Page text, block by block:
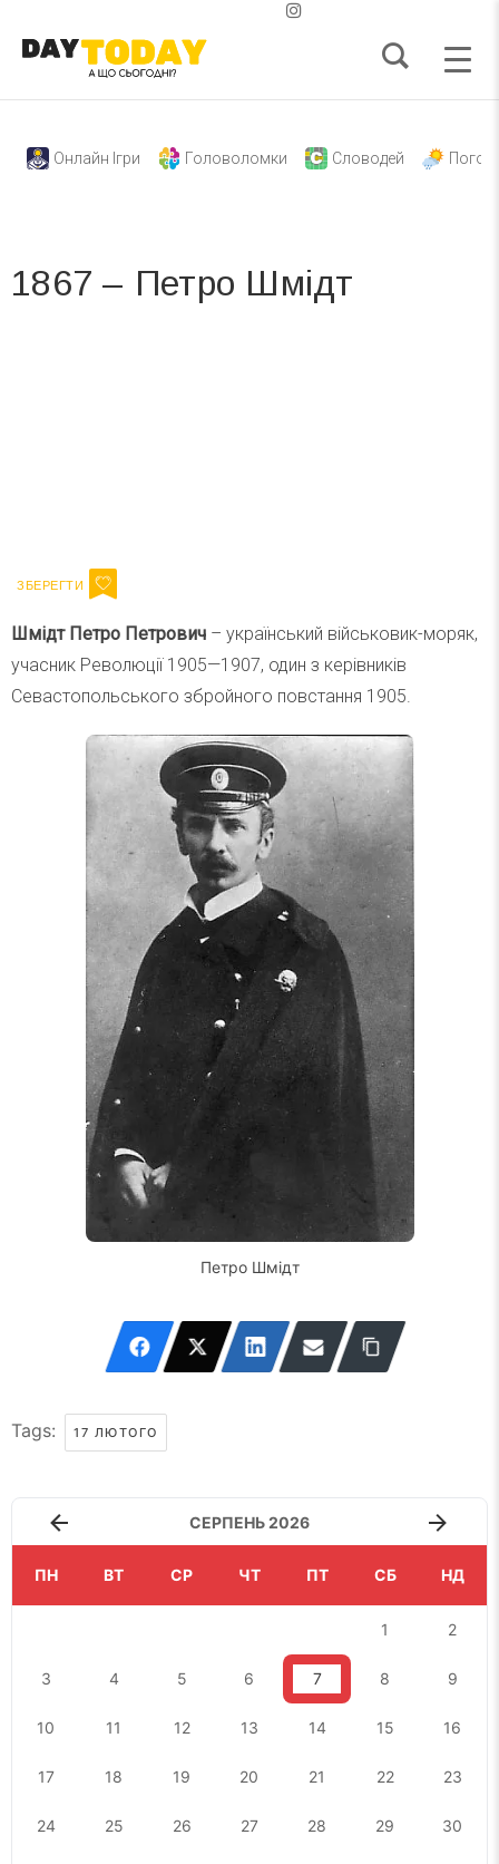
Онлайн Ігри Головоломки Словодей
1867 – Петро Шмідт
Шмідт Петро Петрович – український військовик-моряк,
учасник Революції 1905—1907, один з керівників
Севастопольського збройного повстання 1905.
Петро Шмідт
Tags: 17 ЛЮТОГО
СЕРПЕНЬ 2026
ПН ВТ СР ЧТ ПТ СБ НД
1 2
3 4 5 6 7 8 9
10 11 12 13 14 15 16
17 18 19 20 21 22 23
24 25 26 27 28 29 30